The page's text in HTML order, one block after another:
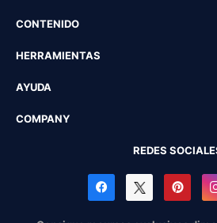
CONTENIDO
HERRAMIENTAS
AYUDA
COMPANY
REDES